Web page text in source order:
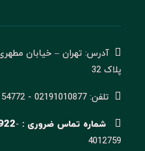
آدرس: تهران – خیابان
پلاک 32
تلفن: 02191010877 - 02154772
شماره تماس ضروری : -
4012759